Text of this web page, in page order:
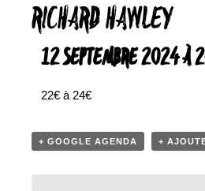
RICHARD HAWLEY
12 SEPTEMBRE 2024 À
22€ à 24€
+ GOOGLE AGENDA +